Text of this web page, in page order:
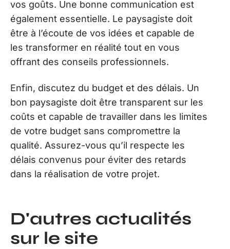
vos goûts. Une bonne communication est
également essentielle. Le paysagiste doit
être à l’écoute de vos idées et capable de
les transformer en réalité tout en vous
offrant des conseils professionnels.
Enfin, discutez du budget et des délais. Un
bon paysagiste doit être transparent sur les
coûts et capable de travailler dans les limites
de votre budget sans compromettre la
qualité. Assurez-vous qu’il respecte les
délais convenus pour éviter des retards
dans la réalisation de votre projet.
D'autres actualités
sur le site